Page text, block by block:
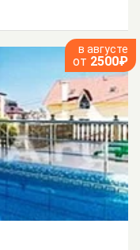
в августе
от 2500₽